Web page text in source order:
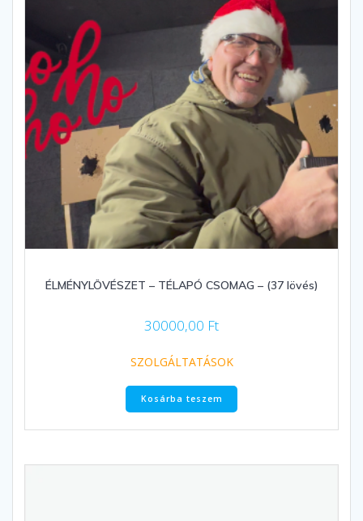
ÉLMÉNYLÖVÉSZET – TÉLAPÓ CSOMAG – (37 lövés)
30000,00 Ft
SZOLGÁLTATÁSOK
Kosárba teszem